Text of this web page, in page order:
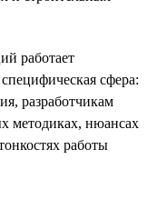
работает
сфера:
разработчикам
методиках, нюансах
работы